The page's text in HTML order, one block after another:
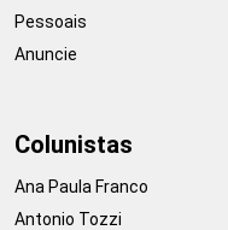
Pessoais
Anuncie
Colunistas
Ana Paula Franco
Antonio Tozzi